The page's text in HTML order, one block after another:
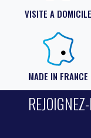
VISITE A DOMICILE
MADE IN FRANCE